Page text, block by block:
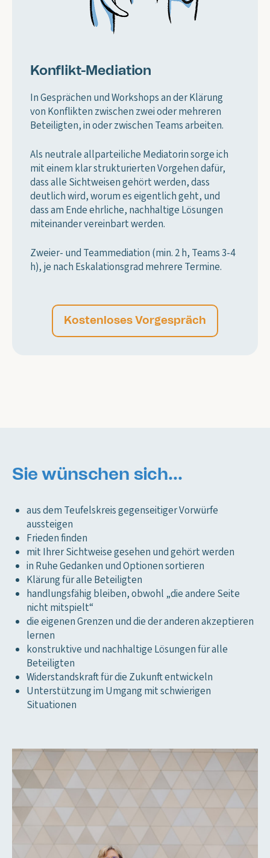
Konflikt-Mediation
In Gesprächen und Workshops an der Klärung
von Konflikten zwischen zwei oder mehreren
Beteiligten, in oder zwischen Teams arbeiten.
Als neutrale allparteiliche Mediatorin sorge ich
mit einem klar strukturierten Vorgehen dafür,
dass alle Sichtweisen gehört werden, dass
deutlich wird, worum es eigentlich geht, und
dass am Ende ehrliche, nachhaltige Lösungen
miteinander vereinbart werden.
Zweier- und Teammediation (min. 2 h, Teams 3-4
h), je nach Eskalationsgrad mehrere Termine.
Kostenloses Vorgespräch
Sie wünschen sich...
aus dem Teufelskreis gegenseitiger Vorwürfe
aussteigen
Frieden finden
mit Ihrer Sichtweise gesehen und gehört werden
in Ruhe Gedanken und Optionen sortieren
Klärung für alle Beteiligten
handlungsfähig bleiben, obwohl „die andere Seite
nicht mitspielt“
die eigenen Grenzen und die der anderen akzeptieren
lernen
konstruktive und nachhaltige Lösungen für alle
Beteiligten
Widerstandskraft für die Zukunft entwickeln
Unterstützung im Umgang mit schwierigen
Situationen